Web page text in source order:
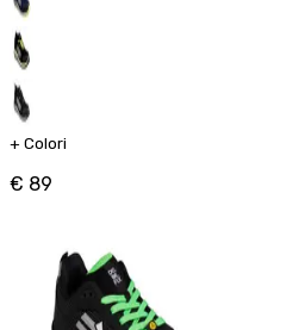
+ Colori
€ 89